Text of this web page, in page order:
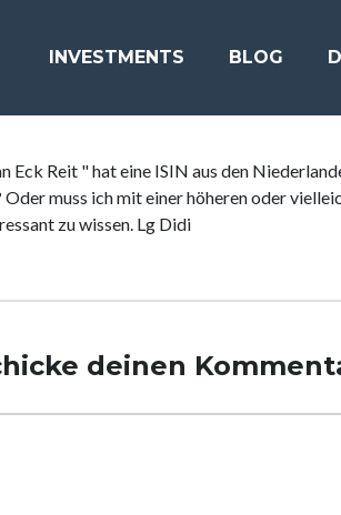
INVESTMENTS BLOG
Kommentar
Eck Reit " hat eine ISIN aus den
Oder muss ich mit einer höheren oder
zu wissen. Lg Didi
deinen